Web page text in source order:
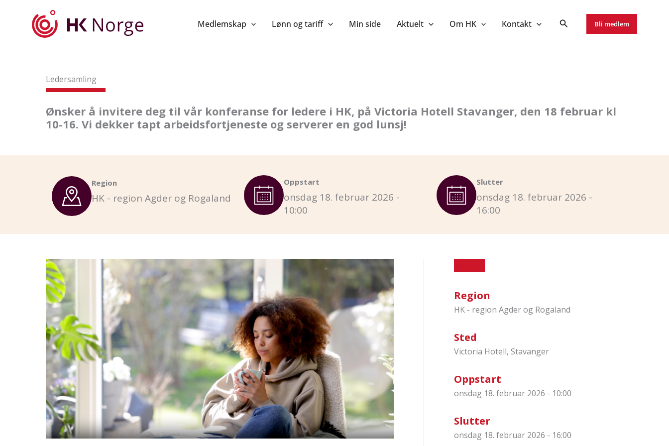
Medlemskap Lønn og tariff Min side Aktuelt Om HK Kontakt Bli medlem
Ledersamling
Ønsker å invitere deg til vår konferanse for ledere i HK, på Victoria Hotell Stavanger, den 18 februar kl
10-16. Vi dekker tapt arbeidsfortjeneste og serverer en god lunsj!
Region
HK - region Agder og Rogaland
Oppstart
onsdag 18. februar 2026 -
10:00
Slutter
onsdag 18. februar 2026 -
16:00
Region
HK - region Agder og Rogaland
Sted
Victoria Hotell, Stavanger
Oppstart
onsdag 18. februar 2026 - 10:00
Slutter
onsdag 18. februar 2026 - 16:00